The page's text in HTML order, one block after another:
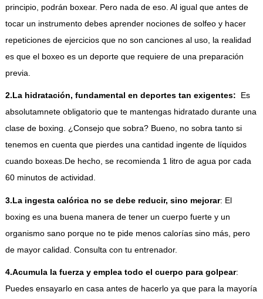
principio, podrán boxear. Pero nada de eso. Al igual que antes de
tocar un instrumento debes aprender nociones de solfeo y hacer
repeticiones de ejercicios que no son canciones al uso, la realidad
es que el boxeo es un deporte que requiere de una preparación
previa.
2.La hidratación, fundamental en deportes tan exigentes: Es
absolutamnete obligatorio que te mantengas hidratado durante una
clase de boxing. ¿Consejo que sobra? Bueno, no sobra tanto si
tenemos en cuenta que pierdes una cantidad ingente de líquidos
cuando boxeas.De hecho, se recomienda 1 litro de agua por cada
60 minutos de actividad.
3.La ingesta calórica no se debe reducir, sino mejorar: El
boxing es una buena manera de tener un cuerpo fuerte y un
organismo sano porque no te pide menos calorías sino más, pero
de mayor calidad. Consulta con tu entrenador.
4.Acumula la fuerza y emplea todo el cuerpo para golpear:
Puedes ensayarlo en casa antes de hacerlo ya que para la mayoría